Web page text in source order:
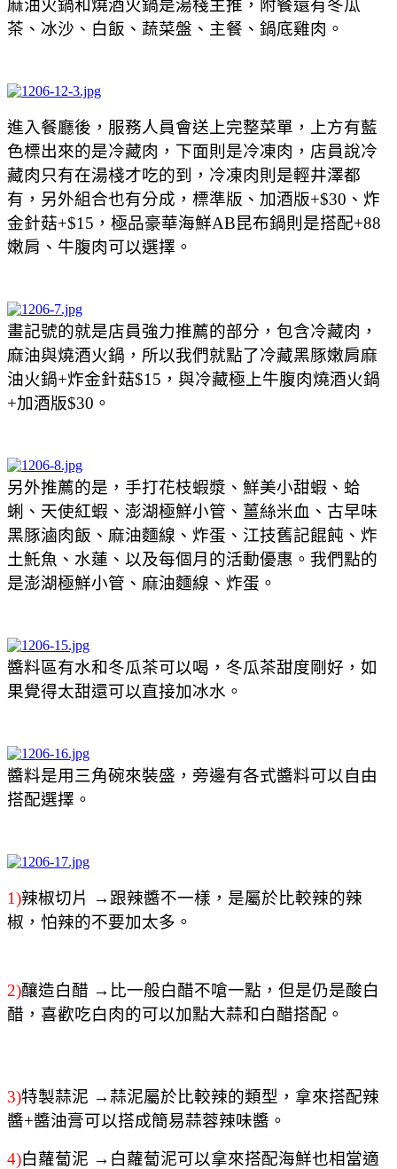
麻油火鍋和燒酒火鍋是湯棧主推，附餐還有冬瓜
茶、冰沙、白飯、蔬菜盤、主餐、鍋底雞肉。
進入餐廳後，服務人員會送上完整菜單，上方有藍
色標出來的是冷藏肉，下面則是冷凍肉，店員說冷
藏肉只有在湯棧才吃的到，冷凍肉則是輕井澤都
有，另外組合也有分成，標準版、加酒版+$30、炸
金針菇+$15，極品豪華海鮮AB昆布鍋則是搭配+88
嫩肩、牛腹肉可以選擇。
畫記號的就是店員強力推薦的部分，包含冷藏肉，
麻油與燒酒火鍋，所以我們就點了冷藏黑豚嫩肩麻
油火鍋+炸金針菇$15，與冷藏極上牛腹肉燒酒火鍋
+加酒版$30。
另外推薦的是，手打花枝蝦漿、鮮美小甜蝦、蛤
蜊、天使紅蝦、澎湖極鮮小管、薑絲米血、古早味
黑豚滷肉飯、麻油麵線、炸蛋、江技舊記餛飩、炸
土魠魚、水蓮、以及每個月的活動優惠。我們點的
是澎湖極鮮小管、麻油麵線、炸蛋。
醬料區有水和冬瓜茶可以喝，冬瓜茶甜度剛好，如
果覺得太甜還可以直接加冰水。
醬料是用三角碗來裝盛，旁邊有各式醬料可以自由
搭配選擇。
1)辣椒切片 →跟辣醬不一樣，是屬於比較辣的辣
椒，怕辣的不要加太多。
2)釀造白醋 →比一般白醋不嗆一點，但是仍是酸白
醋，喜歡吃白肉的可以加點大蒜和白醋搭配。
3)特製蒜泥 →蒜泥屬於比較辣的類型，拿來搭配辣
醬+醬油膏可以搭成簡易蒜蓉辣味醬。
4)白蘿蔔泥 → 白蘿蔔泥可以拿來搭配海鮮也相當適